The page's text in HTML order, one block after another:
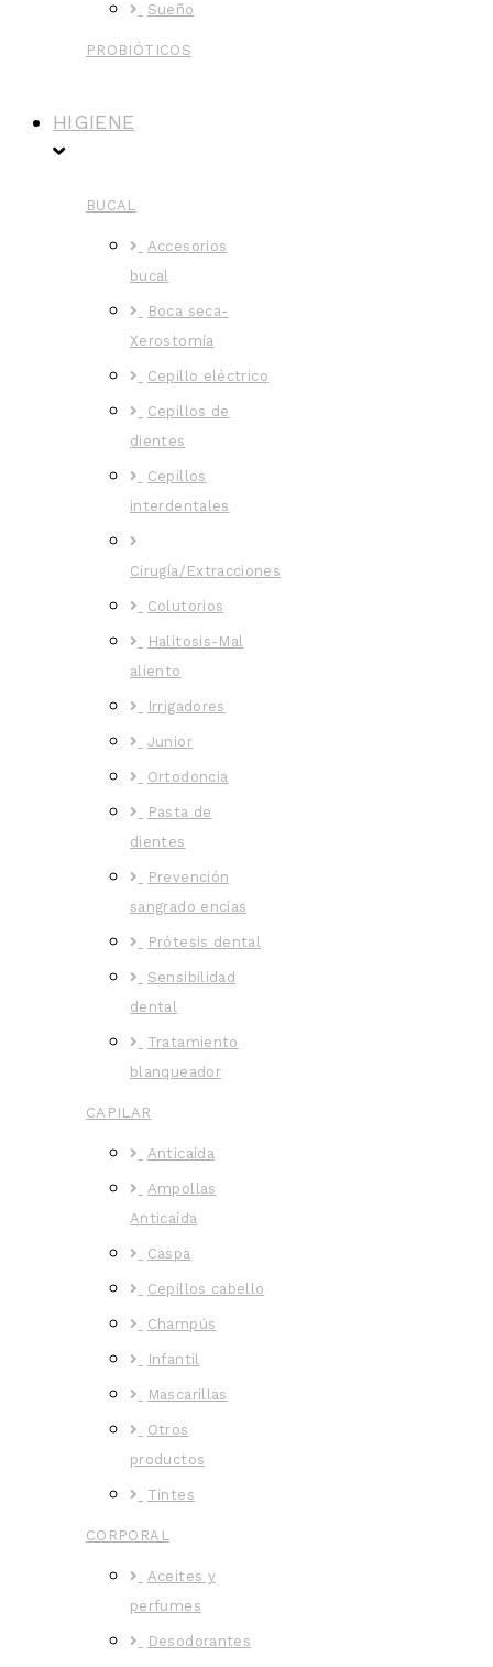
Sueño
PROBIÓTICOS
HIGIENE
BUCAL
Accesorios
bucal
Boca seca-
Xerostomía
Cepillo eléctrico
Cepillos de
dientes
Cepillos
interdentales
Cirugía/Extracciones
Colutorios
Halitosis-Mal
aliento
Irrigadores
Junior
Ortodoncia
Pasta de
dientes
Prevención
sangrado encías
Prótesis dental
Sensibilidad
dental
Tratamiento
blanqueador
CAPILAR
Anticaída
Ampollas
Anticaída
Caspa
Cepillos cabello
Champús
Infantil
Mascarillas
Otros
productos
Tintes
CORPORAL
Aceites y
perfumes
Desodorantes